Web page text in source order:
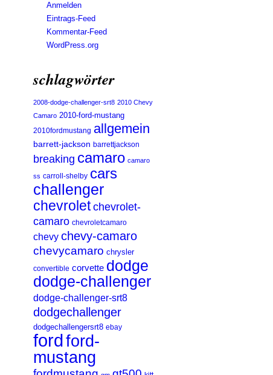
Anmelden
Eintrags-Feed
Kommentar-Feed
WordPress.org
schlagwörter
2008-dodge-challenger-srt8 2010 Chevy
Camaro 2010-ford-mustang
2010fordmustang allgemein
barrett-jackson barrettjackson
breaking camaro camaro
ss carroll-shelby cars
challenger
chevroletchevrolet-
camaro chevroletcamaro
chevy chevy-camaro
chevycamaro chrysler
convertible corvette dodge
dodge-challenger
dodge-challenger-srt8
dodgechallenger
dodgechallengersrt8 ebay
fordford-
mustang